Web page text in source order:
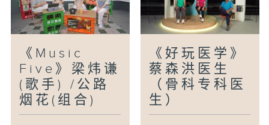
《Music
Five》梁炜谦
(歌手) /公路
烟花(组合)
《好玩医学》
蔡森洪医生
（骨科专科医
生）